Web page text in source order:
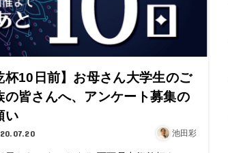
杯10日前】お母さん大学生のご
の皆さんへ、アンケート募集の
い
池田彩